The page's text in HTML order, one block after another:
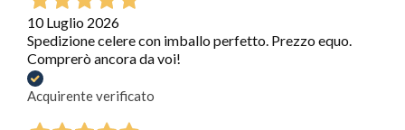
10 Luglio 2026
Spedizione celere con imballo perfetto. Prezzo equo.
Comprerò ancora da voi!
Acquirente verificato